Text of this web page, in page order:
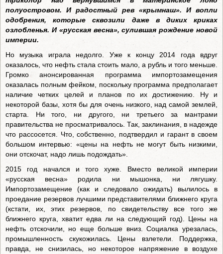
полуостровом. И радостный рев «крымнаш». И вопли
одобрения, которые сквозили даже в диких криках
озлобленья. И «русская весна», сулившая рождение новой
империи.
Но музыка играла недолго. Уже к концу 2014 года вдруг
оказалось, что нефть стала стоить мало, а рубль и того меньше.
Громко анонсированная программа импортозамещения
оказалась полным фейком, поскольку программа предполагает
наличие четких целей и планов по их достижению. Ну и
некоторой базы, хотя бы для очень низкого, над самой землей,
старта. Ни того, ни другого, ни третьего за мантрами
правительства не просматривалось. Так, заклинания, в надежде
что рассосется. Что, собственно, подтвердил и гарант в своем
большом интервью: «цены на нефть не могут быть низкими,
они отскочат, надо лишь подождать».
2015 год начался и того хуже. Вместо великой империи
«русская весна» родила ни мышонка, ни лягушку.
Импортозамещение (как и следовало ожидать) вылилось в
проедание резервов лучшими представителями ближнего круга
(кстати, их, этих резервов, по свидетельству все того же
ближнего круга, хватит едва ли на следующий год). Цены на
нефть отскочили, но еще больше вниз. Социалка урезалась,
промышленность скукожилась. Цены взлетели. Поддержка,
правда, не снизилась, но некоторое напряжение в воздухе